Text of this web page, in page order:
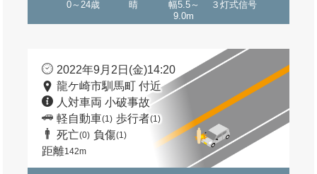
0～24歳 晴
幅5.5～
9.0m
３灯式信号
2022年9月2日(金)14:20
龍ケ崎市馴馬町 付近
人対車両 小破事故
軽自動車(1) 歩行者(1)
死亡(0) 負傷(1)
距離142m